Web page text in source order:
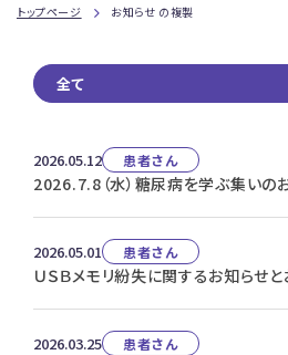
トップページ お知らせ の複製
2026.05.12 患者さん
2026.7.8（水）糖尿病を学ぶ集いの
2026.05.01 患者さん
ＵＳＢメモリ紛失に関するお知らせ
2026.03.25 患者さん